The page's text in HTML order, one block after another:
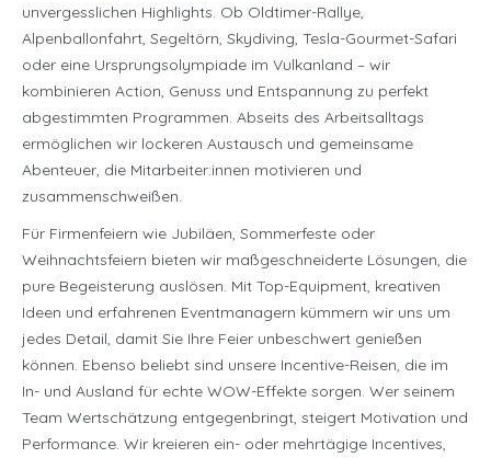
unvergesslichen Highlights. Ob Oldtimer-Rallye,
Alpenballonfahrt, Segeltörn, Skydiving, Tesla-Gourmet-Safari
oder eine Ursprungsolympiade im Vulkanland – wir
kombinieren Action, Genuss und Entspannung zu perfekt
abgestimmten Programmen. Abseits des Arbeitsalltags
ermöglichen wir lockeren Austausch und gemeinsame
Abenteuer, die Mitarbeiter:innen motivieren und
zusammenschweißen.
Für Firmenfeiern wie Jubiläen, Sommerfeste oder
Weihnachtsfeiern bieten wir maßgeschneiderte Lösungen, die
pure Begeisterung auslösen. Mit Top-Equipment, kreativen
Ideen und erfahrenen Eventmanagern kümmern wir uns um
jedes Detail, damit Sie Ihre Feier unbeschwert genießen
können. Ebenso beliebt sind unsere Incentive-Reisen, die im
In- und Ausland für echte WOW-Effekte sorgen. Wer seinem
Team Wertschätzung entgegenbringt, steigert Motivation und
Performance. Wir kreieren ein- oder mehrtägige Incentives,